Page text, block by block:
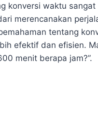
konversi waktu
merencanakan
tentang
efektif dan efisien.
menit berapa jam?”.